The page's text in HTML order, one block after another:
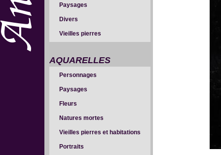
Paysages
Divers
Vieilles pierres
AQUARELLES
Personnages
Paysages
Fleurs
Natures mortes
Vieilles pierres et habitations
Portraits